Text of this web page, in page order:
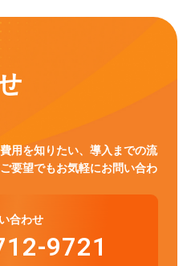
用を知りたい、導入までの流
要望でもお気軽にお問い合わ
合わせ
9721